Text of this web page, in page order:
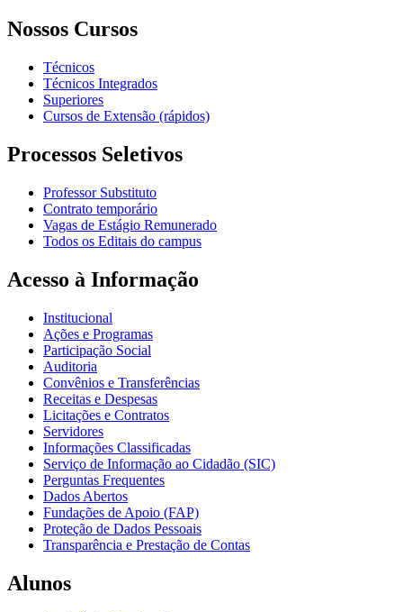
Nossos Cursos
Técnicos
Técnicos Integrados
Superiores
Cursos de Extensão (rápidos)
Processos Seletivos
Professor Substituto
Contrato temporário
Vagas de Estágio Remunerado
Todos os Editais do campus
Acesso à Informação
Institucional
Ações e Programas
Participação Social
Auditoria
Convênios e Transferências
Receitas e Despesas
Licitações e Contratos
Servidores
Informações Classificadas
Serviço de Informação ao Cidadão (SIC)
Perguntas Frequentes
Dados Abertos
Fundações de Apoio (FAP)
Proteção de Dados Pessoais
Transparência e Prestação de Contas
Alunos